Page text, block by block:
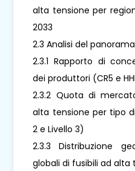
alta tensione per
2033
2.3 Analisi del
2.3.1 Rapporto di
dei produttori (CR5 e
2.3.2 Quota di
alta tensione per tipo
2 e Livello 3)
2.3.3 Distribuzione
globali di fusibili ad alta